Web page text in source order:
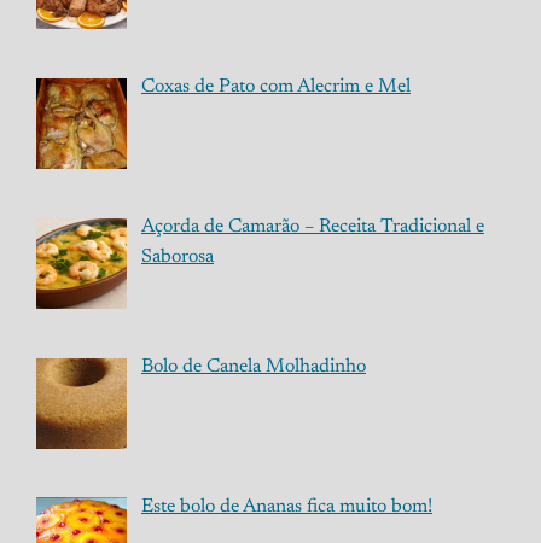
Coxas de Pato com Alecrim e Mel
Açorda de Camarão – Receita Tradicional e
Saborosa
Bolo de Canela Molhadinho
Este bolo de Ananas fica muito bom!